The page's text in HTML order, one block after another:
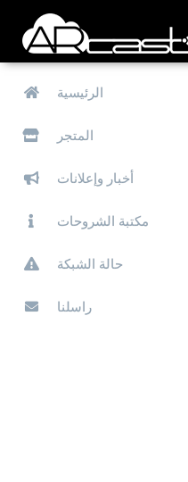
الرئيسية
أخبار وإعلانات
مكتبة الشروحات
حالة الشبكة
راسلنا